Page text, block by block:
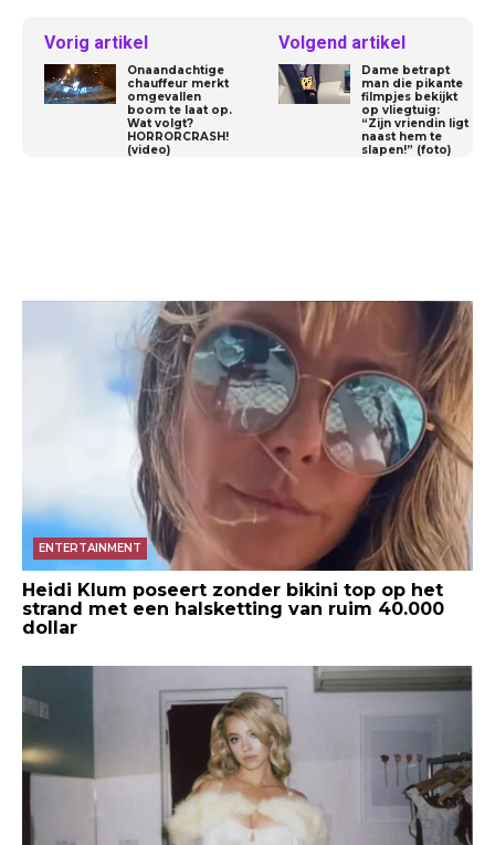
Vorig artikel
Onaandachtige
chauffeur merkt
omgevallen
boom te laat op.
Wat volgt?
HORRORCRASH!
(video)
Volgend artikel
Dame betrapt
man die pikante
filmpjes bekijkt
op vliegtuig:
“Zijn vriendin ligt
naast hem te
slapen!” (foto)
ENTERTAINMENT
Heidi Klum poseert zonder bikini top op het
strand met een halsketting van ruim 40.000
dollar